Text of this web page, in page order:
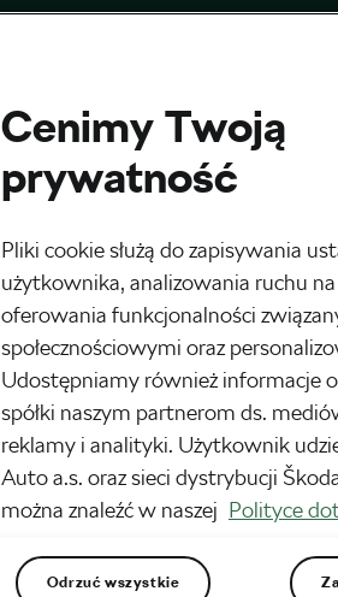
Cenimy Twoją
prywatność
Pliki cookie służą do zapisywania
użytkownika, analizowania ruchu
oferowania funkcjonalności
społecznościowymi oraz
Udostępniamy również informacje
spółki naszym partnerom ds.
reklamy i analityki. Użytkownik
Auto a.s. oraz sieci dystrybucji
można znaleźć w naszej Polityce
Odrzuć wszystkie